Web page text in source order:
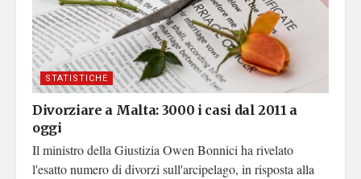
STATISTICHE
Divorziare a Malta: 3000 i casi dal 2011 a
oggi
Il ministro della Giustizia Owen Bonnici ha rivelato
l'esatto numero di divorzi sull'arcipelago, in risposta alla